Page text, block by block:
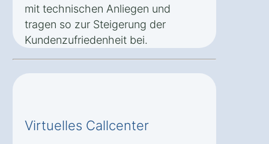
mit technischen Anliegen und
tragen so zur Steigerung der
Kundenzufriedenheit bei.
Virtuelles Callcenter